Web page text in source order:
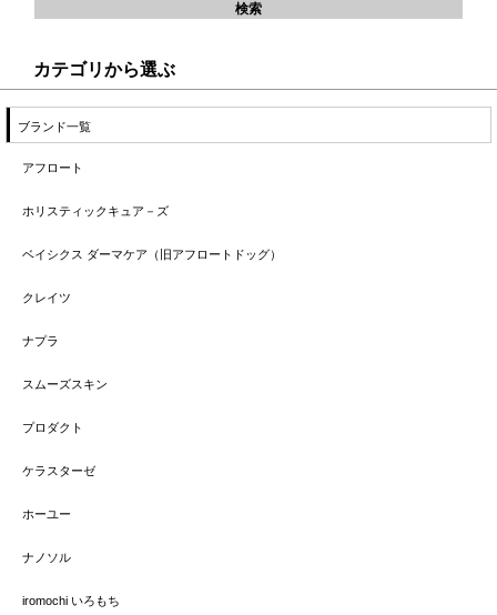
カテゴリから選ぶ
ブランド一覧
アフロート
ホリスティックキュア－ズ
ベイシクス ダーマケア（旧アフロートドッグ）
クレイツ
ナプラ
スムーズスキン
プロダクト
ケラスターゼ
ホーユー
ナノソル
iromochi いろもち